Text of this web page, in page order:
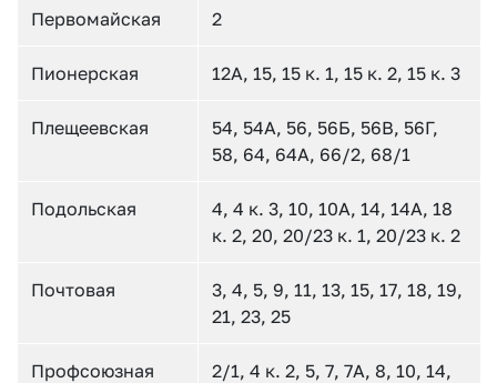
Первомайская 2
Пионерская 12А, 15, 15 к. 1, 15 к. 2, 15 к. 3
Плещеевская
54, 54А, 56, 56Б, 56В, 56Г,
58, 64, 64А, 66/2, 68/1
Подольская
4, 4 к. 3, 10, 10А, 14, 14А, 18
к. 2, 20, 20/23 к. 1, 20/23 к. 2
Почтовая
3, 4, 5, 9, 11, 13, 15, 17, 18, 19,
21, 23, 25
Профсоюзная
2/1, 4 к. 2, 5, 7, 7А, 8, 10, 14,